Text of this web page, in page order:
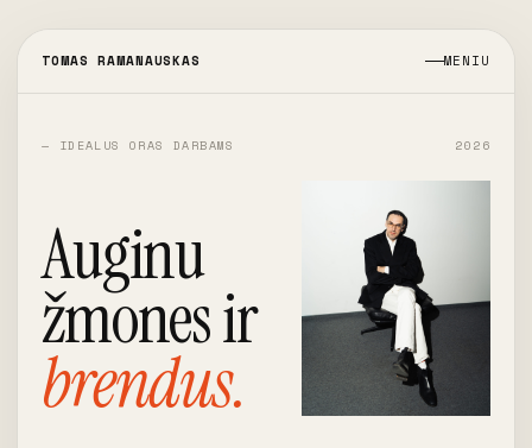
TOMAS RAMANAUSKAS MENIU
— IDEALUS ORAS DARBAMS 2026
Auginu
žmones ir
brendus.